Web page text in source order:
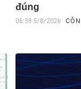
đúng
06:59 5/8/2026